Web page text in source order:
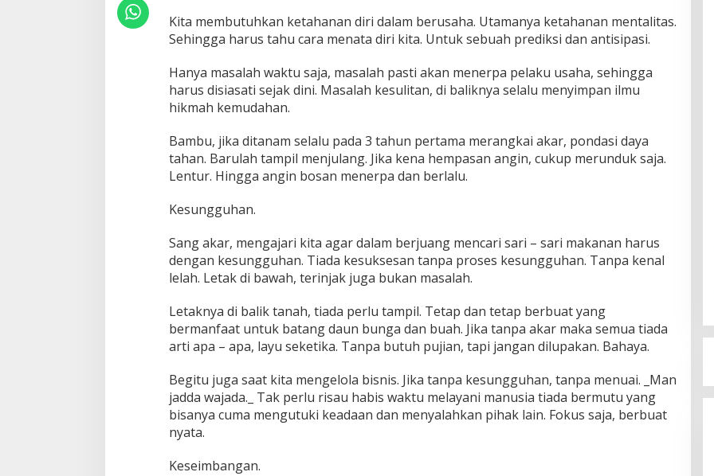
Kita membutuhkan ketahanan diri dalam berusaha. Utamanya ketahanan mentalitas.
Sehingga harus tahu cara menata diri kita. Untuk sebuah prediksi dan antisipasi.
Hanya masalah waktu saja, masalah pasti akan menerpa pelaku usaha, sehingga
harus disiasati sejak dini. Masalah kesulitan, di baliknya selalu menyimpan ilmu
hikmah kemudahan.
Bambu, jika ditanam selalu pada 3 tahun pertama merangkai akar, pondasi daya
tahan. Barulah tampil menjulang. Jika kena hempasan angin, cukup merunduk saja.
Lentur. Hingga angin bosan menerpa dan berlalu.
Kesungguhan.
Sang akar, mengajari kita agar dalam berjuang mencari sari – sari makanan harus
dengan kesungguhan. Tiada kesuksesan tanpa proses kesungguhan. Tanpa kenal
lelah. Letak di bawah, terinjak juga bukan masalah.
Letaknya di balik tanah, tiada perlu tampil. Tetap dan tetap berbuat yang
bermanfaat untuk batang daun bunga dan buah. Jika tanpa akar maka semua tiada
arti apa – apa, layu seketika. Tanpa butuh pujian, tapi jangan dilupakan. Bahaya.
Begitu juga saat kita mengelola bisnis. Jika tanpa kesungguhan, tanpa menuai. _Man
jadda wajada._ Tak perlu risau habis waktu melayani manusia tiada bermutu yang
bisanya cuma mengutuki keadaan dan menyalahkan pihak lain. Fokus saja, berbuat
nyata.
Keseimbangan.